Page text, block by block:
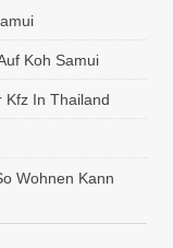
Koh Samui
Kfz In Thailand
Wohnen Kann